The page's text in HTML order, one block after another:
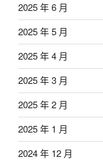
2025 年 6 月
2025 年 5 月
2025 年 4 月
2025 年 3 月
2025 年 2 月
2025 年 1 月
2024 年 12 月